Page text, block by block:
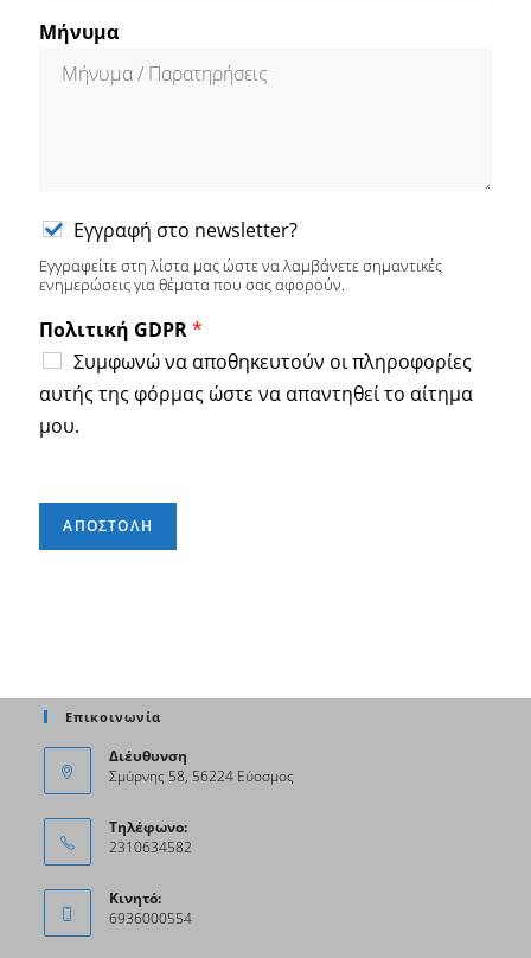
Μήνυμα
Εγγραφή στο newsletter?
Εγγραφείτε στη λίστα μας ώστε να λαμβάνετε σημαντικές
ενημερώσεις για θέματα που σας αφορούν.
Πολιτική GDPR*
Συμφωνώ να αποθηκευτούν οι πληροφορίες
αυτής της φόρμας ώστε να απαντηθεί το αίτημα
μου.
ΑΠΟΣΤΟΛΉ
Επικοινωνία
Διέυθυνση
Σμύρνης 58, 56224 Εύοσμος
Τηλέφωνο:
2310634582
Κινητό:
6936000554